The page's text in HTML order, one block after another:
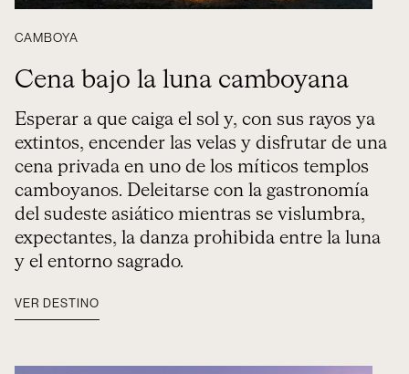
CAMBOYA
Cena bajo la luna camboyana
Esperar a que caiga el sol y, con sus rayos ya
extintos, encender las velas y disfrutar de una
cena privada en uno de los míticos templos
camboyanos. Deleitarse con la gastronomía
del sudeste asiático mientras se vislumbra,
expectantes, la danza prohibida entre la luna
y el entorno sagrado.
VER DESTINO